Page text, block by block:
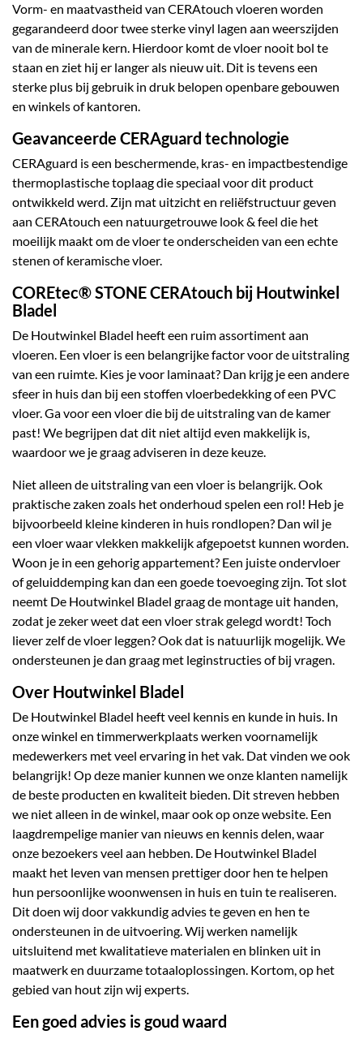
AD, Bladel
|Openingstijden
Vorm- en maatvastheid van CERAtouch vloeren worden
gegarandeerd door twee sterke vinyl lagen aan weerszijden
van de minerale kern. Hierdoor komt de vloer nooit bol te
staan en ziet hij er langer als nieuw uit. Dit is tevens een
sterke plus bij gebruik in druk belopen openbare gebouwen
en winkels of kantoren.
Geavanceerde CERAguard technologie
CERAguard is een beschermende, kras- en impactbestendige
thermoplastische toplaag die speciaal voor dit product
ontwikkeld werd. Zijn mat uitzicht en reliëfstructuur geven
aan CERAtouch een natuurgetrouwe look & feel die het
moeilijk maakt om de vloer te onderscheiden van een echte
stenen of keramische vloer.
COREtec®STONE CERAtouch bij Houtwinkel
Bladel
De Houtwinkel Bladel heeft een ruim assortiment aan
vloeren. Een vloer is een belangrijke factor voor de uitstraling
van een ruimte. Kies je voor laminaat? Dan krijg je een andere
sfeer in huis dan bij een stoffen vloerbedekking of een PVC
vloer. Ga voor een vloer die bij de uitstraling van de kamer
past! We begrijpen dat dit niet altijd even makkelijk is,
waardoor we je graag adviseren in deze keuze.
Niet alleen de uitstraling van een vloer is belangrijk. Ook
praktische zaken zoals het onderhoud spelen een rol! Heb je
bijvoorbeeld kleine kinderen in huis rondlopen? Dan wil je
een vloer waar vlekken makkelijk afgepoetst kunnen worden.
Woon je in een gehorig appartement? Een juiste ondervloer
of geluiddemping kan dan een goede toevoeging zijn. Tot slot
neemt De Houtwinkel Bladel graag de montage uit handen,
zodat je zeker weet dat een vloer strak gelegd wordt! Toch
liever zelf de vloer leggen? Ook dat is natuurlijk mogelijk. We
ondersteunen je dan graag met leginstructies of bij vragen.
Over Houtwinkel Bladel
De Houtwinkel Bladel heeft veel kennis en kunde in huis. In
onze winkel en timmerwerkplaats werken voornamelijk
medewerkers met veel ervaring in het vak. Dat vinden we ook
belangrijk! Op deze manier kunnen we onze klanten namelijk
de beste producten en kwaliteit bieden. Dit streven hebben
we niet alleen in de winkel, maar ook op onze website. Een
laagdrempelige manier van nieuws en kennis delen, waar
onze bezoekers veel aan hebben. De Houtwinkel Bladel
maakt het leven van mensen prettiger door hen te helpen
hun persoonlijke woonwensen in huis en tuin te realiseren.
Dit doen wij door vakkundig advies te geven en hen te
ondersteunen in de uitvoering. Wij werken namelijk
uitsluitend met kwalitatieve materialen en blinken uit in
maatwerk en duurzame totaaloplossingen. Kortom, op het
gebied van hout zijn wij experts.
Een goed advies is goud waard